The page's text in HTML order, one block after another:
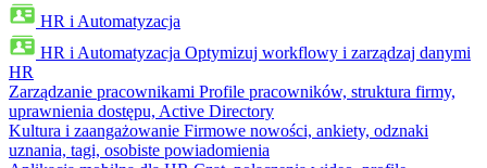
HR i Automatyzacja
HR i Automatyzacja Optymizuj workflowy i zarządzaj danymi
HR
Zarządzanie pracownikami Profile pracowników, struktura firmy,
uprawnienia dostępu, Active Directory
Kultura i zaangażowanie Firmowe nowości, ankiety, odznaki
uznania, tagi, osobiste powiadomienia